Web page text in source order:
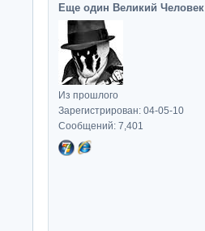
Еще один Великий Человек
Из прошлого
Зарегистрирован: 04-05-10
Сообщений: 7,401